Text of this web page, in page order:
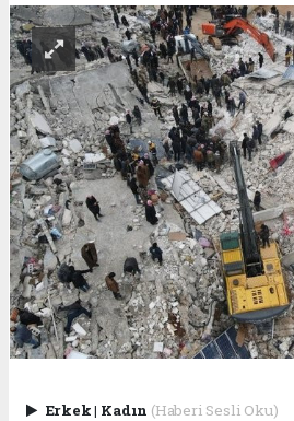
Erkek| Kadın (Haberi Sesli Oku)